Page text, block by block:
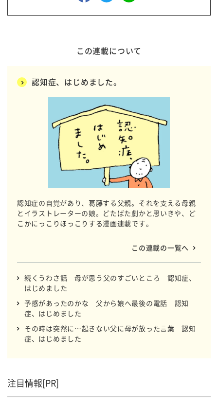
この連載について
認知症、はじめました。
認知症の自覚があり、葛藤する父親。それを支える母親
とイラストレーターの娘。どたばた劇かと思いきや、ど
こかにっこりほっこりする漫画連載です。
この連載の一覧へ
続くうわさ話 母が思う父のすごいところ 認知症、
はじめました
予感があったのかな 父から娘へ最後の電話 認知
症、はじめました
その時は突然に…起きない父に母が放った言葉 認知
症、はじめました
注目情報[PR]